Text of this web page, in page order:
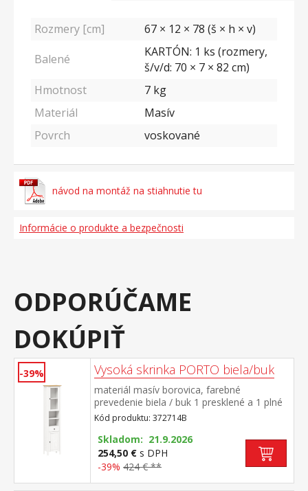
Rozmery [cm]
67 × 12 × 78 (š × h × v)
Balené
KARTÓN: 1 ks (rozmery,
š/v/d: 70 × 7 × 82 cm)
Hmotnost
7 kg
Materiál
Masív
Povrch
voskované
návod na montáž na stiahnutie tu
Informácie o produkte a bezpečnosti
ODPORÚČAME
DOKÚPIŤ
-39% Vysoká skrinka PORTO biela/buk
materiál masív borovica, farebné
prevedenie biela / buk 1 presklené a 1 plné
dvierka, za každými 1 polica 2 niky, 1
zásuvka s kovovými pojazdmi maximálne
nosnosti uvedené v návode na
montáž súčasť zostavy PORTO biela/buk
Kód produktu: 372714B
Skladom: 21.9.2026
254,50 € s DPH
-39% 424 € **